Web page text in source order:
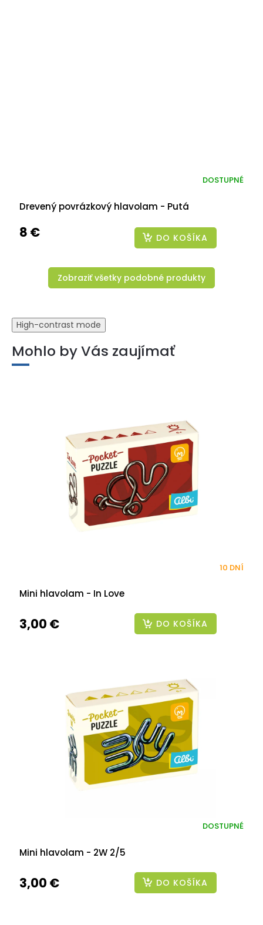
Drevený povrázkový hlavolam - Putá
DOSTUPNÉ
8 € DO KOŠÍKA
Zobraziť všetky podobné produkty
High-contrast mode
Mohlo by Vás zaujímať
Mini hlavolam - In Love
10 DNÍ
3,00 € DO KOŠÍKA
Mini hlavolam - 2W 2/5
DOSTUPNÉ
3,00 € DO KOŠÍKA